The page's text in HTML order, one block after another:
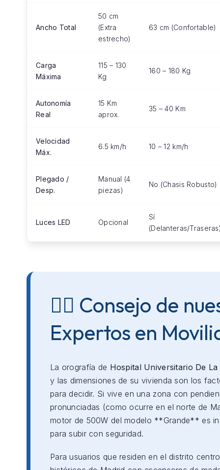
Ancho Total
50 cm
(Extra
estrecho)
63 cm (Confortable)
Carga
Máxima
115 – 130
Kg
160 – 180 Kg
Autonomía
Real
15 Km
aprox.
35 – 40 Km
Velocidad
Máx.
6.5 km/h 10 – 12 km/h
Plegado /
Desp.
Manual (4
piezas)
No (Chasis Robusto)
Luces LED Opcional
Sí
(Delanteras/
👨‍⚕️ Consejo de
Expertos en
La orografía de Hospital Universitario De
y las dimensiones de su vivienda son los
para decidir. Si vive en una zona con
pronunciadas (como ocurre en el norte de
motor de 500W del modelo **Grande** es
para subir con seguridad.
Para usuarios que residen en el distrito